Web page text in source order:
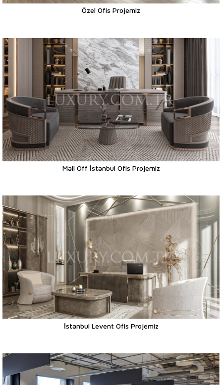
Özel Ofis Projemiz
Mall Off İstanbul Ofis Projemiz
İstanbul Levent Ofis Projemiz